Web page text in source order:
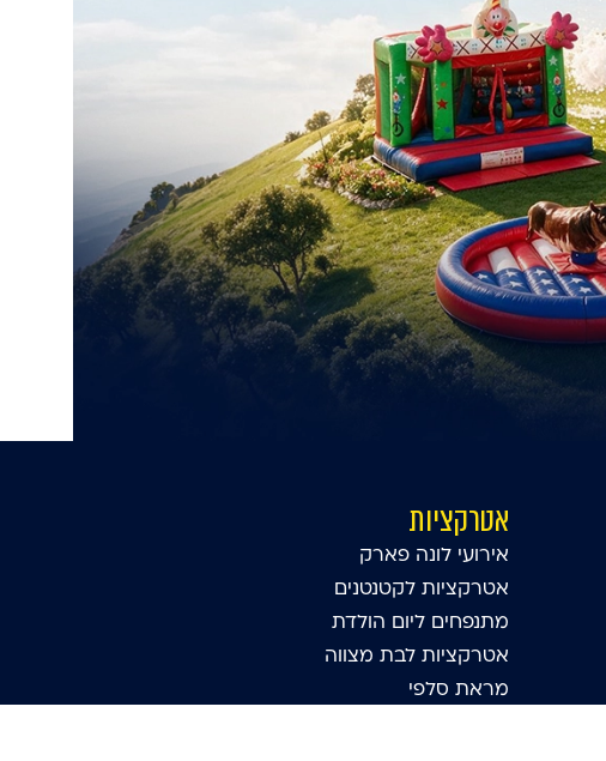
אטרקציות
אירועי לונה פארק
אטרקציות לקטנטנים
מתנפחים ליום הולדת
אטרקציות לבת מצווה
מראת סלפי